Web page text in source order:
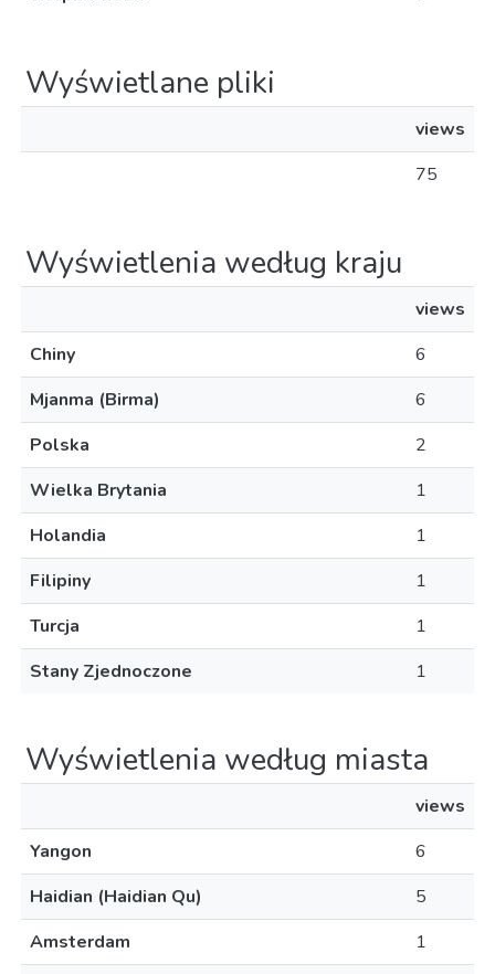
Wyświetlane pliki
views
75
Wyświetlenia według kraju
views
Chiny
6
Mjanma (Birma)
6
Polska
2
Wielka Brytania
1
Holandia
1
Filipiny
1
Turcja
1
Stany Zjednoczone
1
Wyświetlenia według miasta
views
Yangon
6
Haidian (Haidian Qu)
5
Amsterdam
1